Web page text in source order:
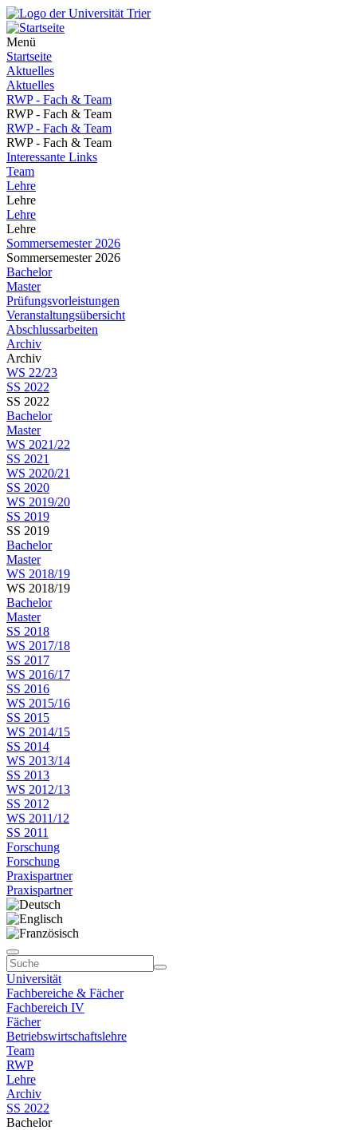
Menü
Startseite
Aktuelles
Aktuelles
RWP - Fach & Team
RWP - Fach & Team
RWP - Fach & Team
RWP - Fach & Team
Interessante Links
Team
Lehre
Lehre
Lehre
Lehre
Sommersemester 2026
Sommersemester 2026
Bachelor
Master
Prüfungsvorleistungen
Veranstaltungsübersicht
Abschlussarbeiten
Archiv
Archiv
WS 22/23
SS 2022
SS 2022
Bachelor
Master
WS 2021/22
SS 2021
WS 2020/21
SS 2020
WS 2019/20
SS 2019
SS 2019
Bachelor
Master
WS 2018/19
WS 2018/19
Bachelor
Master
SS 2018
WS 2017/18
SS 2017
WS 2016/17
SS 2016
WS 2015/16
SS 2015
WS 2014/15
SS 2014
WS 2013/14
SS 2013
WS 2012/13
SS 2012
WS 2011/12
SS 2011
Forschung
Forschung
Praxispartner
Praxispartner
Universität
Fachbereiche & Fächer
Fachbereich IV
Fächer
Betriebswirtschaftslehre
Team
RWP
Lehre
Archiv
SS 2022
Bachelor